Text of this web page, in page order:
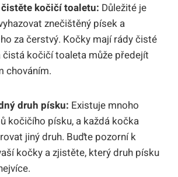
kočičí toaletu: Důležité je
znečištěný písek a
za čerstvý. Kočky mají rády čisté
čistá kočičí toaleta může předejít
chováním.
druh písku: Existuje mnoho
kočičího písku, a každá kočka
jiný druh. Buďte pozorní k
kočky a zjistěte, který druh písku